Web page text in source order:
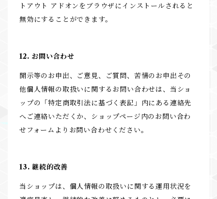
トアウト アドオンをブラウザにインストールされると
無効にすることができます。
12. お問い合わせ
開示等のお申出、ご意見、ご質問、苦情のお申出その
他個人情報の取扱いに関するお問い合わせは、当ショ
ップの「特定商取引法に基づく表記」内にある連絡先
へご連絡いただくか、ショップページ内のお問い合わ
せフォームよりお問い合わせください。
13. 継続的改善
当ショップは、個人情報の取扱いに関する運用状況を